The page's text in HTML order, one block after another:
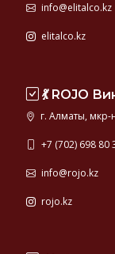
info@elitalco.kz
elitalco.kz
💃 ROJO
г. Алматы,
+7 (702) 698 80
info@rojo.kz
rojo.kz